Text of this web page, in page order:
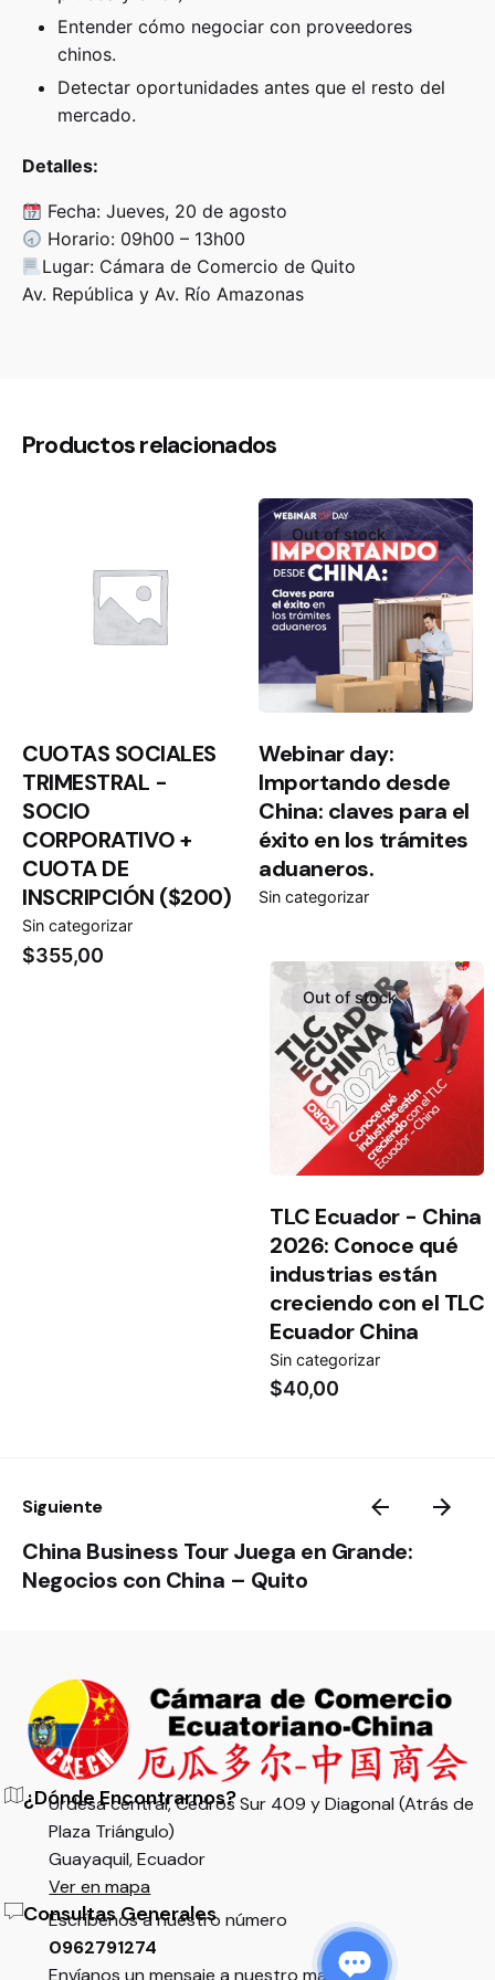
$100,00
Entender cómo negociar con proveedores
chinos.
Detectar oportunidades antes que el resto del
mercado.
Detalles:
Fecha: Jueves, 20 de agosto
Horario: 09h00 – 13h00
Lugar: Cámara de Comercio de Quito
Av. República y Av. Río Amazonas
Productos relacionados
CUOTAS SOCIALES
TRIMESTRAL -
SOCIO
CORPORATIVO +
CUOTA DE
INSCRIPCIÓN ($200)
Sin categorizar
$355,00
Out of stock
Webinar day:
Importando desde
China: claves para el
éxito en los trámites
aduaneros.
Sin categorizar
Out of stock
TLC Ecuador - China
2026: Conoce qué
industrias están
creciendo con el TLC
Ecuador China
Sin categorizar
$40,00
Siguiente
China Business Tour Juega en Grande:
Negocios con China – Quito
¿Dónde Encontrarnos?
Urdesa central, Cedros Sur 409 y Diagonal (Atrás de
Plaza Triángulo)
Guayaquil, Ecuador
Ver en mapa
Consultas Generales
Escríbenos a nuestro número
0962791274
Envíanos un mensaje a nuestro mail